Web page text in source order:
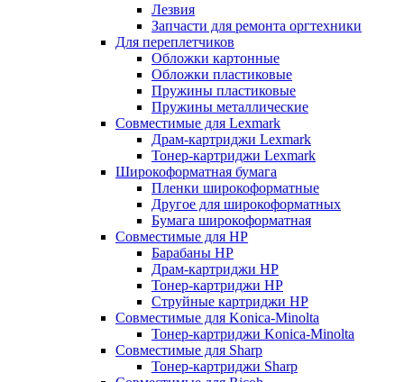
Лезвия
Запчасти для ремонта оргтехники
Для переплетчиков
Обложки картонные
Обложки пластиковые
Пружины пластиковые
Пружины металлические
Совместимые для Lexmark
Драм-картриджи Lexmark
Тонер-картриджи Lexmark
Широкоформатная бумага
Пленки широкоформатные
Другое для широкоформатных
Бумага широкоформатная
Совместимые для HP
Барабаны HP
Драм-картриджи HP
Тонер-картриджи HP
Струйные картриджи HP
Совместимые для Konica-Minolta
Тонер-картриджи Konica-Minolta
Совместимые для Sharp
Тонер-картриджи Sharp